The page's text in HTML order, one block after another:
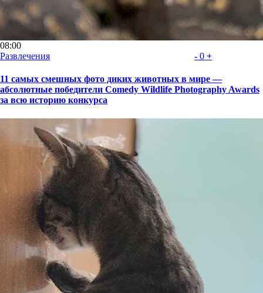
08:00
Развлечения
- 0 +
11 самых смешных фото диких животных в мире —
абсолютные победители Comedy Wildlife Photography Awards
за всю историю конкурса